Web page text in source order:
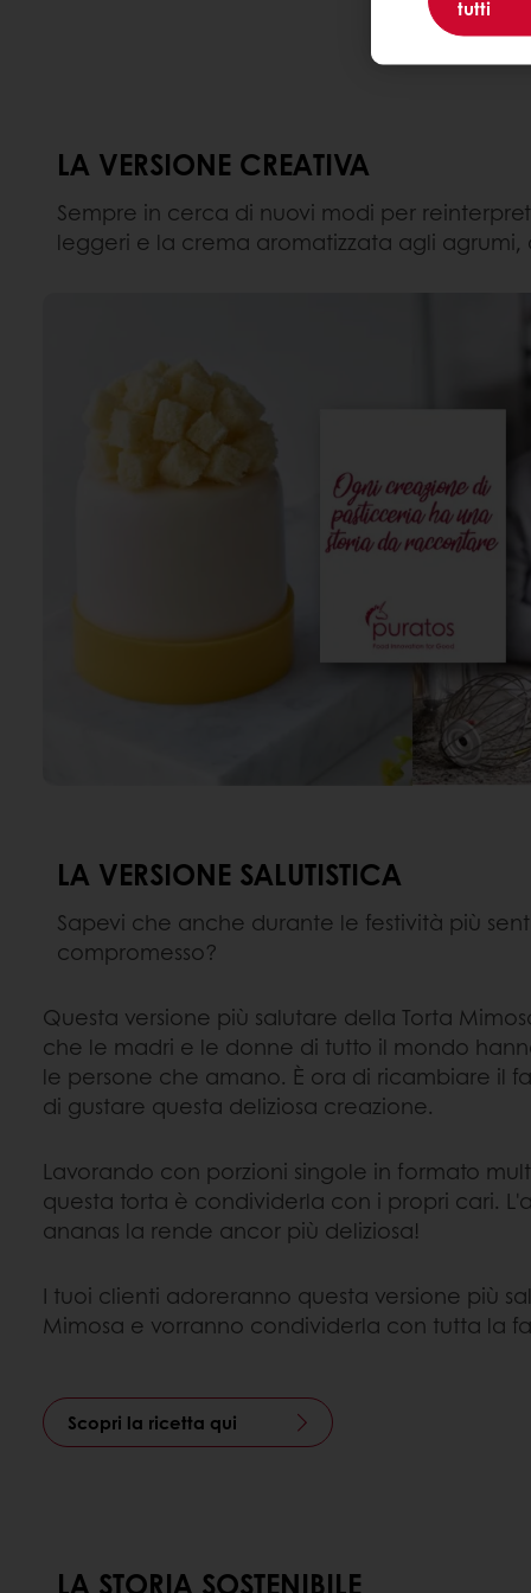
LA VERSIONE CREATIVA
Sempre in cerca di nuovi modi per
leggeri e la crema aromatizzata agli agrumi,
LA VERSIONE SALUTISTICA
Sapevi che anche durante le festività più
compromesso?
Questa versione più salutare della Torta
che le madri e le donne di tutto il mondo
le persone che amano. È ora di ricambiare il
di gustare questa deliziosa creazione.
Lavorando con porzioni singole in formato
questa torta è condividerla con i propri cari.
ananas la rende ancor più deliziosa!
I tuoi clienti adoreranno questa versione più
Mimosa e vorranno condividerla con tutta la
Scopri la ricetta qui
LA STORIA SOSTENIBILE
tutti